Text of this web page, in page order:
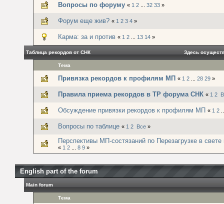
Вопросы по форуму « 1 2 32 33 »
Форум еще жив? « 1 2 3 4 »
Карма: за и против « 1 2 13 14 »
Здесь
Таблица рекордов от СНК
Тема
Привязка рекордов к профилям МП « 1 2 28 29 »
Правила приема рекордов в ТР форума СНК « 1 2
Обсуждение привязки рекордов к профилям МП « 1 2
Вопросы по таблице « 1 2 Все »
Перспективы МП-состязаний по Перезагрузке в свете
« 1 2 8 9 »
English part of the forum
Main forum
Тема